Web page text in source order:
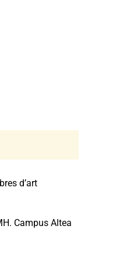
d’art
Campus Altea